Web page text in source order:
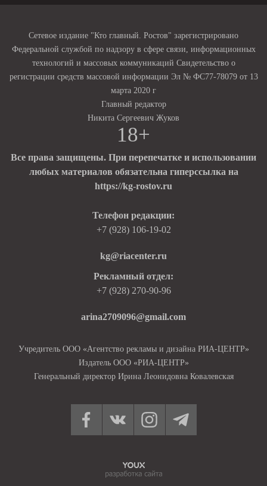
Сетевое издание "Кто главный. Ростов" зарегистрировано
Федеральной службой по надзору в сфере связи, информационных
технологий и массовых коммуникаций Свидетельство о
регистрации средств массовой информации Эл № ФС77-78079 от 13
марта 2020 г
Главный редактор
Никита Сергеевич Жуков
18+
Все права защищены. При перепечатке и использовании
любых материалов обязательна гиперссылка на
https://kg-rostov.ru
Телефон редакции:
+7 (928) 106-19-02
kg@riacenter.ru
Рекламный отдел:
+7 (928) 270-90-96
arina2709096@gmail.com
Учредитель ООО «Агентство рекламы и дизайна РИА-ЦЕНТР»
Издатель ООО «РИА-ЦЕНТР»
Генеральный директор Ирина Леонидовна Ковалевская